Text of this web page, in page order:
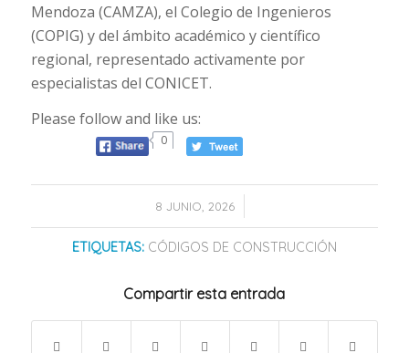
Mendoza (CAMZA), el Colegio de Ingenieros
(COPIG) y del ámbito académico y científico
regional, representado activamente por
especialistas del CONICET.
Please follow and like us:
0
8 JUNIO, 2026
/
ETIQUETAS: CÓDIGOS DE CONSTRUCCIÓN
Compartir esta entrada